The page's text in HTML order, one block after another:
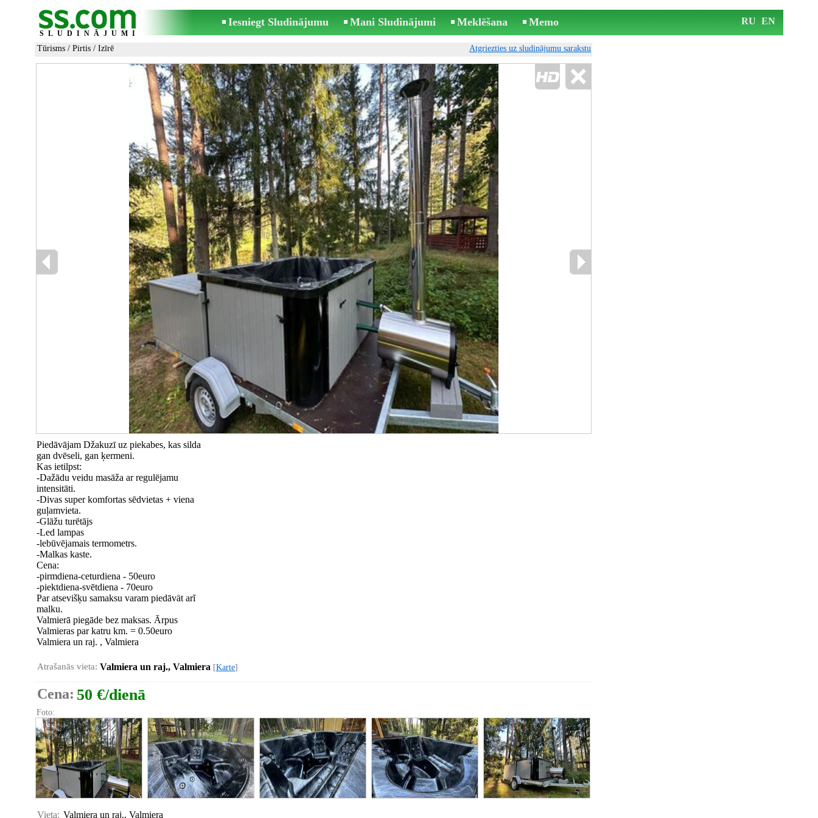
SLUDINĀJUMI
Iesniegt Sludinājumu Mani Sludinājumi Meklēšana Memo RU EN
Tūrisms / Pirtis / Izīrē Atgriezties uz sludinājumu sarakstu
Piedāvājam Džakuzī uz piekabes, kas silda
gan dvēseli, gan ķermeni.
Kas ietilpst:
-Dažādu veidu masāža ar regulējamu
intensitāti.
-Divas super komfortas sēdvietas + viena
guļamvieta.
-Glāžu turētājs
-Led lampas
-lebūvējamais termometrs.
-Malkas kaste.
Cena:
-pirmdiena-ceturdiena - 50euro
-piektdiena-svētdiena - 70euro
Par atsevišķu samaksu varam piedāvät arĩ
malku.
Valmierā piegāde bez maksas. Ārpus
Valmieras par katru km. = 0.50euro
Valmiera un raj. , Valmiera
Atrašanās vieta: Valmiera un raj., Valmiera [Karte]
Cena: 50 €/dienā
Foto:
Vieta: Valmiera un raj., Valmiera